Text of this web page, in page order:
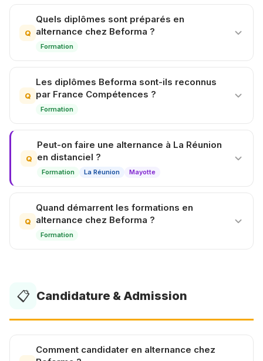
Q
Quels diplômes sont préparés en
alternance chez Beforma ?
Formation
Q
Les diplômes Beforma sont-ils reconnus
par France Compétences ?
Formation
Q
Peut-on faire une alternance à La Réunion
en distanciel ?
Formation La Réunion Mayotte
Q
Quand démarrent les formations en
alternance chez Beforma ?
Formation
📋 Candidature & Admission
Comment candidater en alternance chez